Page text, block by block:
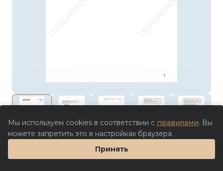
750 ₽
Мы используем cookies в соответствии с правилами. Вы
можете запретить это в настройках браузера.
Принять